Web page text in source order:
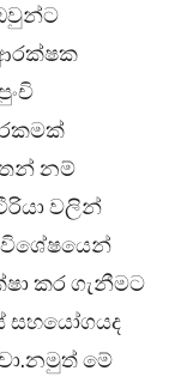
නම්
වලින්
කර ගැනීමට
සහයෝගයද
මේ